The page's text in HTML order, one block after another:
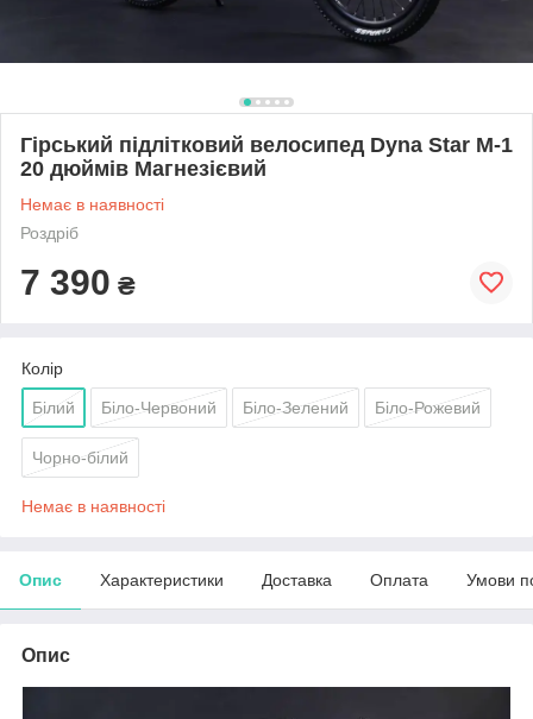
Гірський підлітковий велосипед Dyna Star M-1
20 дюймів Магнезієвий
Немає в наявності
Роздріб
7 390 ₴
Колір
Білий Біло-Червоний Біло-Зелений Біло-Рожевий
Чорно-білий
Немає в наявності
Опис Характеристики Доставка Оплата Умови
Опис